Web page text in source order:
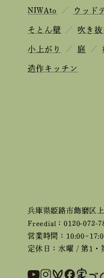
兵庫県姫路市飾磨区
Freedial：0120-072-
営業時間：
定休日：水曜 / 第1・
NIWAto ／ ウッド
そとん壁 ／ 吹き抜
小上がり ／ 庭 ／
造作キッチン